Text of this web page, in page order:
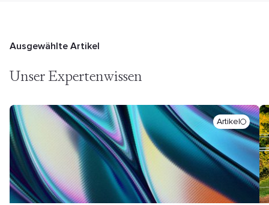
Ausgewählte Artikel
Unser Expertenwissen
Artikel